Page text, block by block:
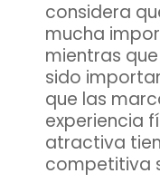
considera
mucha
mientras
sido
que las
experiencia
atractiva
competitiva